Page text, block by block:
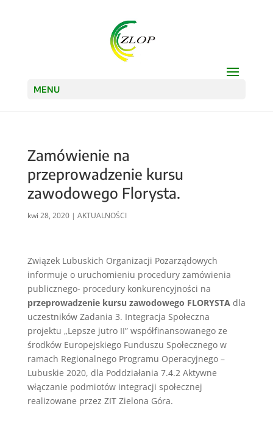
MENU
Zamówienie na
przeprowadzenie kursu
zawodowego Florysta.
kwi 28, 2020| AKTUALNOŚCI
Związek Lubuskich Organizacji Pozarządowych
informuje o uruchomieniu procedury zamówienia
publicznego- procedury konkurencyjności na
przeprowadzenie kursu zawodowego FLORYSTAdla
uczestników Zadania 3. Integracja Społeczna
projektu „Lepsze jutro II” współfinansowanego ze
środków Europejskiego Funduszu Społecznego w
ramach Regionalnego Programu Operacyjnego –
Lubuskie 2020, dla Poddziałania 7.4.2 Aktywne
włączanie podmiotów integracji społecznej
realizowane przez ZIT Zielona Góra.